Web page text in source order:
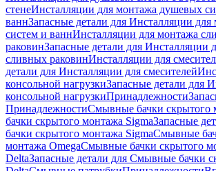
стенеИнсталляции для монтажа душевых
ваннЗапасные детали для Инсталляции
систем и ваннИнсталляции для монтажа
раковинЗапасные детали для Инсталляции
сливных раковинИнсталляции для
детали для Инсталляции для смесителей
консольной нагрузкиЗапасные детали для
консольной нагрузкиПринадлежности
ПринадлежностиСмывные бачки скрытого
бачки скрытого монтажа SigmaЗапасные
бачки скрытого монтажа SigmaСмывные
монтажа OmegaСмывные бачки скрытого
DeltaЗапасные детали для Смывные бачки